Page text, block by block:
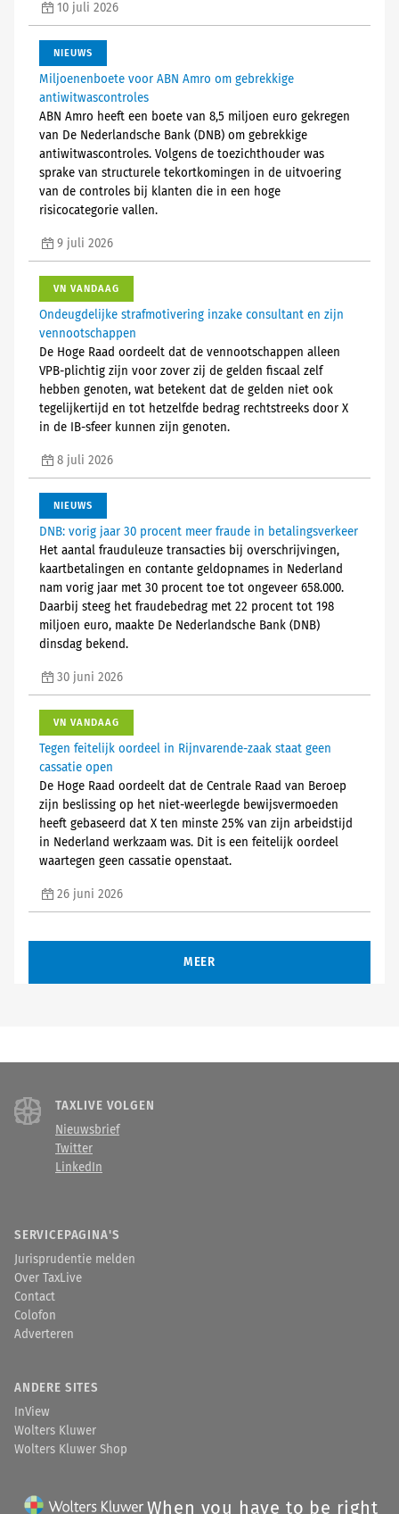
10 juli 2026
NIEUWS
Miljoenenboete voor ABN Amro om gebrekkige
antiwitwascontroles
ABN Amro heeft een boete van 8,5 miljoen euro gekregen
van De Nederlandsche Bank (DNB) om gebrekkige
antiwitwascontroles. Volgens de toezichthouder was
sprake van structurele tekortkomingen in de uitvoering
van de controles bij klanten die in een hoge
risicocategorie vallen.
9 juli 2026
VN VANDAAG
Ondeugdelijke strafmotivering inzake consultant en zijn
vennootschappen
De Hoge Raad oordeelt dat de vennootschappen alleen
VPB-plichtig zijn voor zover zij de gelden fiscaal zelf
hebben genoten, wat betekent dat de gelden niet ook
tegelijkertijd en tot hetzelfde bedrag rechtstreeks door X
in de IB-sfeer kunnen zijn genoten.
8 juli 2026
NIEUWS
DNB: vorig jaar 30 procent meer fraude in betalingsverkeer
Het aantal frauduleuze transacties bij overschrijvingen,
kaartbetalingen en contante geldopnames in Nederland
nam vorig jaar met 30 procent toe tot ongeveer 658.000.
Daarbij steeg het fraudebedrag met 22 procent tot 198
miljoen euro, maakte De Nederlandsche Bank (DNB)
dinsdag bekend.
30 juni 2026
VN VANDAAG
Tegen feitelijk oordeel in Rijnvarende-zaak staat geen
cassatie open
De Hoge Raad oordeelt dat de Centrale Raad van Beroep
zijn beslissing op het niet-weerlegde bewijsvermoeden
heeft gebaseerd dat X ten minste 25% van zijn arbeidstijd
in Nederland werkzaam was. Dit is een feitelijk oordeel
waartegen geen cassatie openstaat.
26 juni 2026
MEER
TAXLIVE VOLGEN
Nieuwsbrief
Twitter
LinkedIn
SERVICEPAGINA'S
Jurisprudentie melden
Over TaxLive
Contact
Colofon
Adverteren
ANDERE SITES
InView
Wolters Kluwer
Wolters Kluwer Shop
When you have to be right